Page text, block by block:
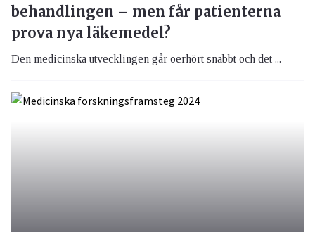
behandlingen – men får patienterna
prova nya läkemedel?
Den medicinska utvecklingen går oerhört snabbt och det ...